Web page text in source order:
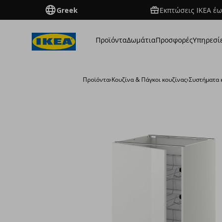
Greek Εκπτώσεις IKEA
ΠροϊόνταΔωμάτιαΠροσφορές
Προϊόντα›Κουζίνα & Πάγκοι κουζίνας›Συστήματα